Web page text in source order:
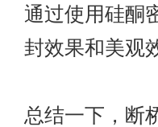
通过使用硅酮
封效果和美观
总结一下，断